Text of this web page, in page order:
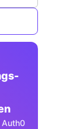
Auth0